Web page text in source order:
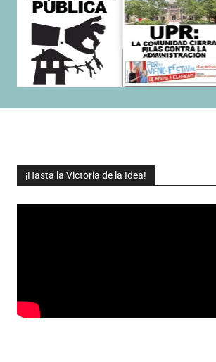
¡Hasta la Victoria de la Idea!